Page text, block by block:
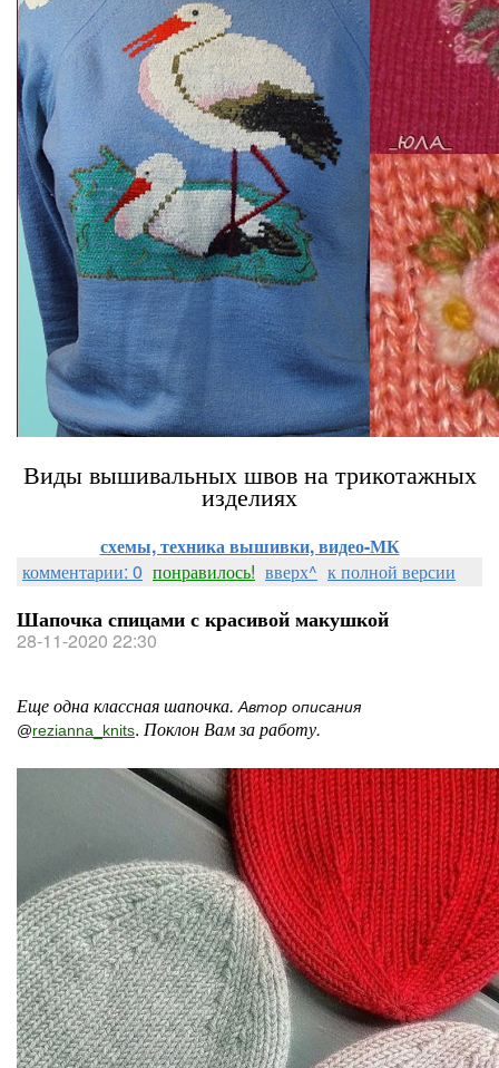
Виды вышивальных швов на трикотажных
изделиях
схемы, техника вышивки, видео-МК
комментарии: 0 понравилось! вверх^ к полной версии
Шапочка спицами с красивой макушкой
28-11-2020 22:30
Еще одна классная шапочка. Автор описания
@rezianna_knits. Поклон Вам за работу.